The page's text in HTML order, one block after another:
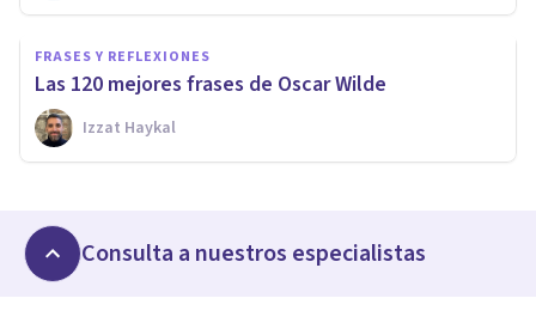
FRASES Y REFLEXIONES
Las 120 mejores frases de Oscar Wilde
Izzat Haykal
Consulta a nuestros especialistas